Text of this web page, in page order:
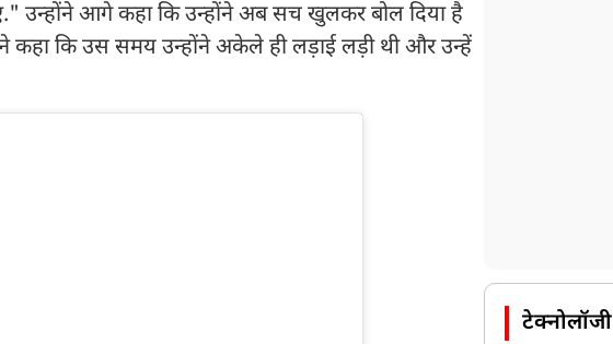
उन्होंने आगे कहा कि उन्होंने अब सच खुलकर बोल दिया है
कहा कि उस समय उन्होंने अकेले ही लड़ाई लड़ी थी और उन्हें
टेक्नोलॉजी